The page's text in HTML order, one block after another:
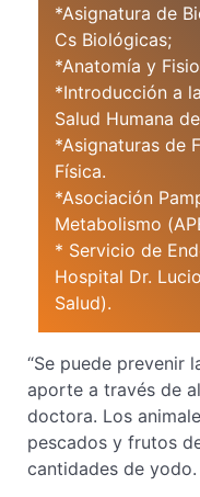
*Asignatura de
Cs Biológicas;
*Anatomía y
*Introducción a
Salud Humana
*Asignaturas de
Física.
*Asociación
Metabolismo
* Servicio de
Hospital Dr.
Salud).
“Se puede prevenir
aporte a través de
doctora. Los
pescados y frutos
cantidades de yodo.